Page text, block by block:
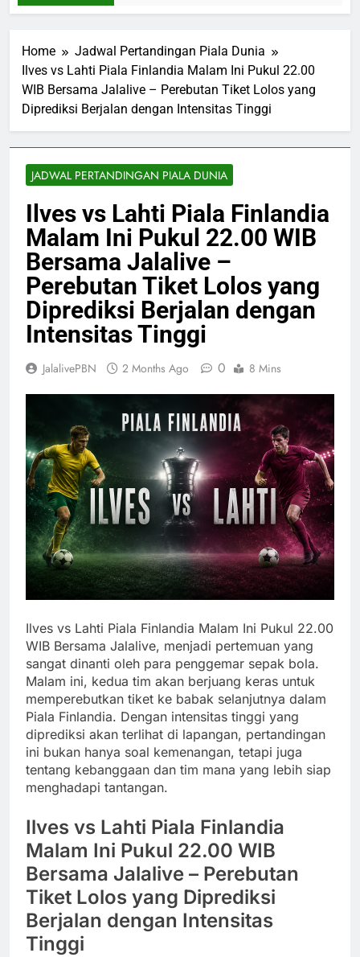
Home
Jadwal Pertandingan Piala Dunia
Ilves vs Lahti Piala Finlandia Malam Ini Pukul 22.00
WIB Bersama Jalalive – Perebutan Tiket Lolos yang
Diprediksi Berjalan dengan Intensitas Tinggi
JADWAL PERTANDINGAN PIALA DUNIA
Ilves vs Lahti Piala Finlandia
Malam Ini Pukul 22.00 WIB
Bersama Jalalive –
Perebutan Tiket Lolos yang
Diprediksi Berjalan dengan
Intensitas Tinggi
JalalivePBN 2 Months Ago 0 8 Mins
Ilves vs Lahti Piala Finlandia Malam Ini Pukul 22.00
WIB Bersama Jalalive, menjadi pertemuan yang
sangat dinanti oleh para penggemar sepak bola.
Malam ini, kedua tim akan berjuang keras untuk
memperebutkan tiket ke babak selanjutnya dalam
Piala Finlandia. Dengan intensitas tinggi yang
diprediksi akan terlihat di lapangan, pertandingan
ini bukan hanya soal kemenangan, tetapi juga
tentang kebanggaan dan tim mana yang lebih siap
menghadapi tantangan.
Ilves vs Lahti Piala Finlandia
Malam Ini Pukul 22.00 WIB
Bersama Jalalive – Perebutan
Tiket Lolos yang Diprediksi
Berjalan dengan Intensitas
Tinggi